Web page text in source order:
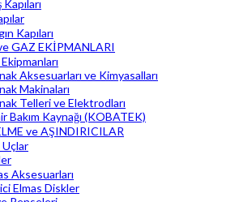
Kapıları
GAZ EKİPMANLARI
Aksesuarları ve Kimyasalları
Makinaları
Telleri ve Elektrodları
Bakım Kaynağı (KOBATEK)
ve AŞINDIRICILAR
Aksesuarları
Elmas Diskler